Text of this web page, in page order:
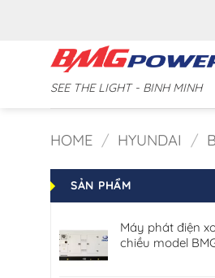
SEE THE LIGHT - BINH MINH
HOME / HYUNDAI /
SẢN PHẨM
Máy phát điện
chiều model